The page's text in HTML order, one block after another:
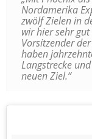
Nordamerika
zwölf Zielen in
wir hier sehr gut
Vorsitzender
haben
Langstrecke
neuen Ziel.“